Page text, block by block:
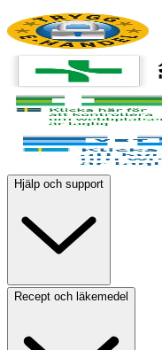
Hjälp och support
Recept och läkemedel